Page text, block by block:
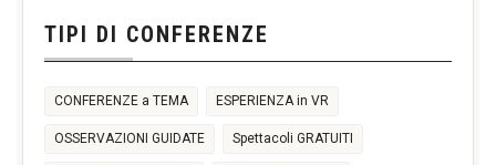
14:30
17:30
TIPI DI CONFERENZE
CONFERENZE a TEMA ESPERIENZA in VR
OSSERVAZIONI GUIDATE Spettacoli GRATUITI